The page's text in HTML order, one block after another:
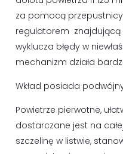
za pomocą
regulatorem znajdującą
wyklucza błędy w
mechanizm działa
Wkład posiada
Powietrze pierwotne,
dostarczane jest na
szczelinę w listwie,